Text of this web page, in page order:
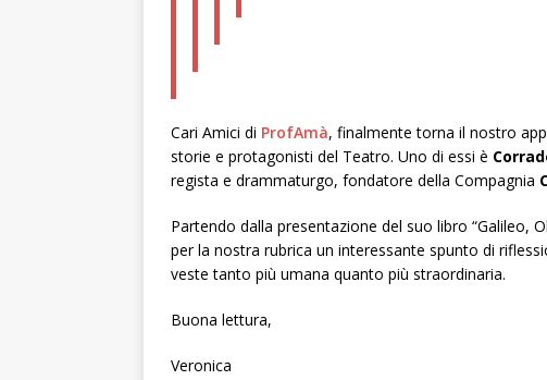
Cari Amici di ProfAmà, finalmente torna il nostro
storie e protagonisti del Teatro. Uno di essi è
regista e drammaturgo, fondatore della Compagnia
Partendo dalla presentazione del suo libro “Galileo,
per la nostra rubrica un interessante spunto di
veste tanto più umana quanto più straordinaria.
Buona lettura,
Veronica